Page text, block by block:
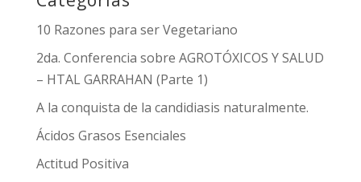
10 Razones para ser Vegetariano
2da. Conferencia sobre AGROTÓXICOS Y SALUD
– HTAL GARRAHAN (Parte 1)
A la conquista de la candidiasis naturalmente.
Ácidos Grasos Esenciales
Actitud Positiva